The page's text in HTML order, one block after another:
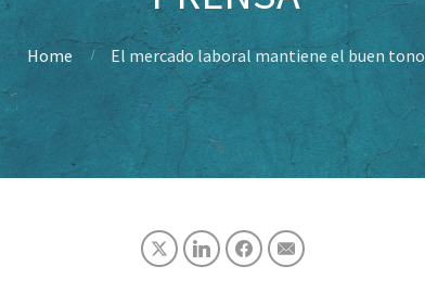
Home El mercado laboral mantiene el buen tono